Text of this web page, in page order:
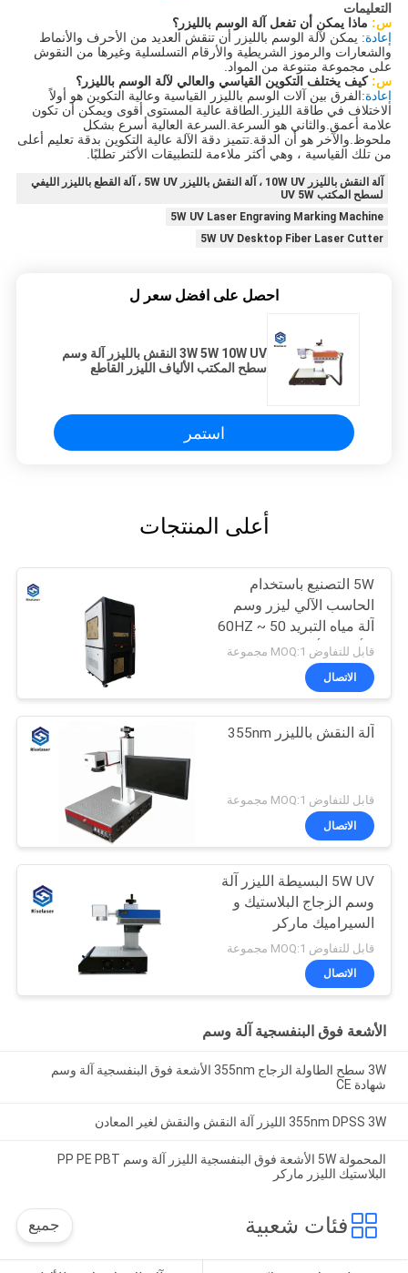
التعليمات
س: ماذا يمكن أن تفعل آلة الوسم بالليزر؟
إعادة: يمكن لآلة الوسم بالليزر أن تنقش العديد من الأحرف والأنماط
والشعارات والرموز الشريطية والأرقام التسلسلية وغيرها من النقوش
على مجموعة متنوعة من المواد.
س: كيف يختلف التكوين القياسي والعالي لآلة الوسم بالليزر؟
إعادة:الفرق بين آلات الوسم بالليزر القياسية وعالية التكوين هو أولاً
الاختلاف في طاقة الليزر.الطاقة عالية المستوى أقوى ويمكن أن تكون
علامة أعمق.والثاني هو السرعة.السرعة العالية أسرع بشكل
ملحوظ.والآخر هو أن الدقة.تتميز دقة الآلة عالية التكوين بدقة تعليم أعلى
من تلك القياسية ، وهي أكثر ملاءمة للتطبيقات الأكثر تطلبًا.
آلة النقش بالليزر 10W UV ، آلة النقش بالليزر 5W UV ، آلة القطع بالليزر الليفي
لسطح المكتب UV 5W
5W UV Laser Engraving Marking Machine
5W UV Desktop Fiber Laser Cutter
احصل على افضل سعر ل
3W 5W 10W UV النقش بالليزر آلة وسم
سطح المكتب الألياف الليزر القاطع
استمر
أعلى المنتجات
5W التصنيع باستخدام
الحاسب الآلي ليزر وسم
آلة مياه التبريد 50 ~ 60HZ
للأختام الأمن البلاستيك
قابل للتفاوض MOQ:1 مجموعة
الاتصال
آلة النقش بالليزر 355nm
قابل للتفاوض MOQ:1 مجموعة
الاتصال
5W UV البسيطة الليزر آلة
وسم الزجاج البلاستيك و
السيراميك ماركر
قابل للتفاوض MOQ:1 مجموعة
الاتصال
الأشعة فوق البنفسجية آلة وسم
3W سطح الطاولة الزجاج 355nm الأشعة فوق البنفسجية آلة وسم
شهادة CE
355nm DPSS 3W الليزر آلة النقش والنقش لغير المعادن
المحمولة 5W الأشعة فوق البنفسجية الليزر آلة وسم PP PE PBT
البلاستيك الليزر ماركر
فئات شعبية جميع